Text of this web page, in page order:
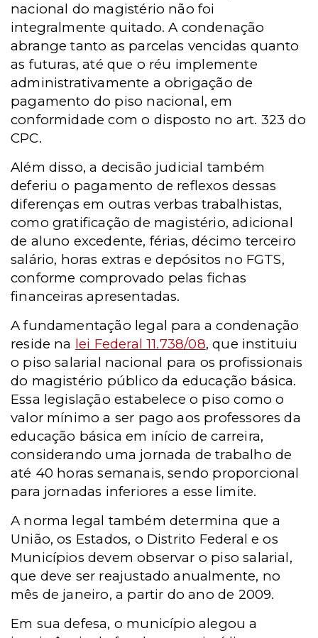
nacional do magistério não foi
integralmente quitado. A condenação
abrange tanto as parcelas vencidas quanto
as futuras, até que o réu implemente
administrativamente a obrigação de
pagamento do piso nacional, em
conformidade com o disposto no art. 323 do
CPC.
Além disso, a decisão judicial também
deferiu o pagamento de reflexos dessas
diferenças em outras verbas trabalhistas,
como gratificação de magistério, adicional
de aluno excedente, férias, décimo terceiro
salário, horas extras e depósitos no FGTS,
conforme comprovado pelas fichas
financeiras apresentadas.
A fundamentação legal para a condenação
reside na lei Federal 11.738/08, que instituiu
o piso salarial nacional para os profissionais
do magistério público da educação básica.
Essa legislação estabelece o piso como o
valor mínimo a ser pago aos professores da
educação básica em início de carreira,
considerando uma jornada de trabalho de
até 40 horas semanais, sendo proporcional
para jornadas inferiores a esse limite.
A norma legal também determina que a
União, os Estados, o Distrito Federal e os
Municípios devem observar o piso salarial,
que deve ser reajustado anualmente, no
mês de janeiro, a partir do ano de 2009.
Em sua defesa, o município alegou a